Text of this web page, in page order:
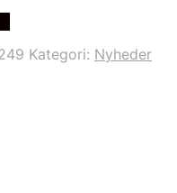
Kategori: Nyheder